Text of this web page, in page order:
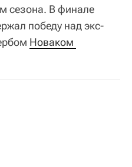
сезона. В финале
победу над экс-
Новаком